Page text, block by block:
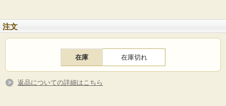
ステンレスボールシリーズは、料理研究家の要望を受け、用途に合わせてサイズご
～19cmはテーブルに置いて安定する、底が平らな形。23cmは撹拌に便利な球形、
た、低めで幅の広い形・・・それぞれのシーンに合わせた合理的形のボールです。
形、一番大きい27cmにすべてのボールが収まり収納の場所も取りません。 買い足し
注文
在庫 在庫切れ
返品についての詳細はこちら